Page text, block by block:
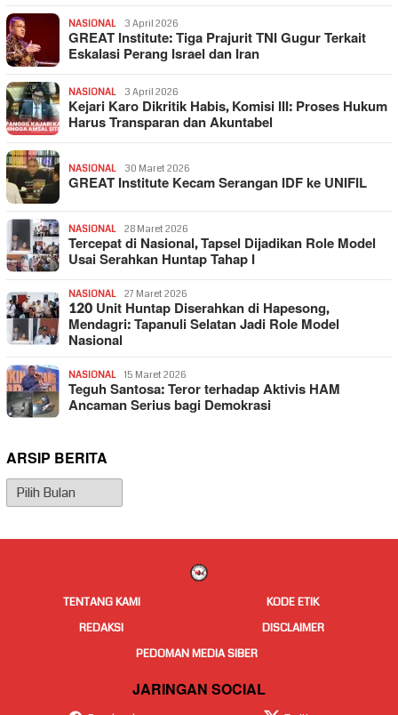
NASIONAL 3 April 2026
GREAT Institute: Tiga Prajurit TNI Gugur Terkait
Eskalasi Perang Israel dan Iran
NASIONAL 3 April 2026
Kejari Karo Dikritik Habis, Komisi III: Proses Hukum
Harus Transparan dan Akuntabel
NASIONAL 30 Maret 2026
GREAT Institute Kecam Serangan IDF ke UNIFIL
NASIONAL 28 Maret 2026
Tercepat di Nasional, Tapsel Dijadikan Role Model
Usai Serahkan Huntap Tahap I
NASIONAL 27 Maret 2026
120 Unit Huntap Diserahkan di Hapesong,
Mendagri: Tapanuli Selatan Jadi Role Model
Nasional
NASIONAL 15 Maret 2026
Teguh Santosa: Teror terhadap Aktivis HAM
Ancaman Serius bagi Demokrasi
ARSIP BERITA
Arsip
Berita
TENTANG KAMI
KODE ETIK
REDAKSI
DISCLAIMER
PEDOMAN MEDIA SIBER
JARINGAN SOCIAL